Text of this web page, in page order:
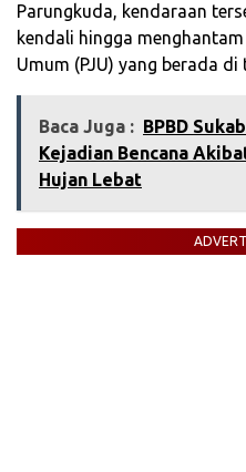
Parungkuda, kendaraan
kendali hingga
Umum (PJU) yang berada di
Baca Juga : BPBD
Kejadian Bencana
Hujan Lebat